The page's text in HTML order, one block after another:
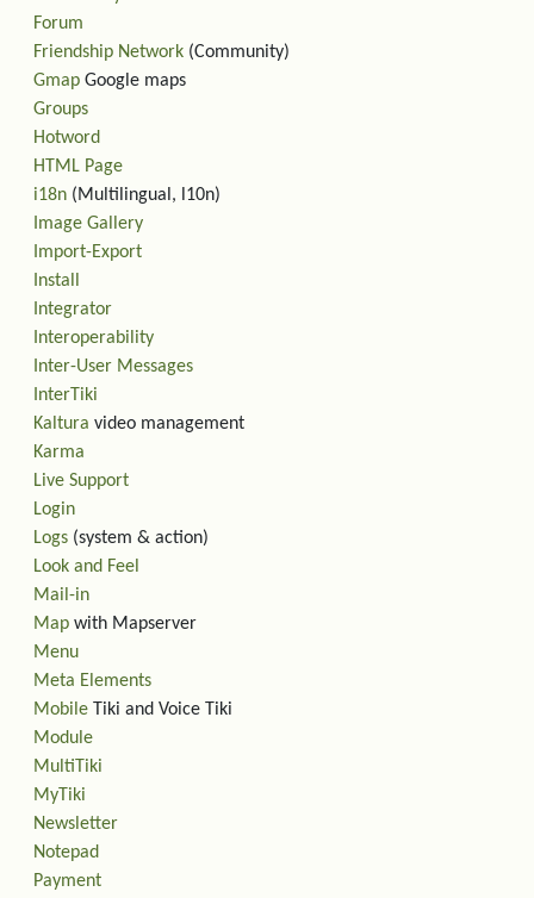
Forum
Friendship Network (Community)
Gmap Google maps
Groups
Hotword
HTML Page
i18n (Multilingual, l10n)
Image Gallery
Import-Export
Install
Integrator
Interoperability
Inter-User Messages
InterTiki
Kaltura video management
Karma
Live Support
Login
Logs (system & action)
Look and Feel
Mail-in
Map with Mapserver
Menu
Meta Elements
Mobile Tiki and Voice Tiki
Module
MultiTiki
MyTiki
Newsletter
Notepad
Payment